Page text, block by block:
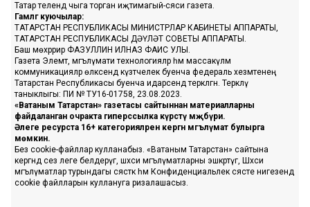
Татар телендә чыга торган иҗтимагый-сәяси газета.
Гамәлгә куючылар:
ТАТАРСТАН РЕСПУБЛИКАСЫ МИНИСТРЛАР КАБИНЕТЫ АППАРАТЫ,
ТАТАРСТАН РЕСПУБЛИКАСЫ ДӘҮЛӘТ СОВЕТЫ АППАРАТЫ.
Баш мөхәррир ФАЗУЛЛИН ИЛНАЗ ФАИС УЛЫ.
Газета Элемтә, мәгълүмати технологияләр һәм массакүләм
коммуникацияләр өлкәсендә күзәтчелек буенча федераль хезмәтенең
Татарстан Республикасы буенча идарәсендә теркәлгән. Теркәлү
таныклыгы: ПИ № ТУ16-01758, 23.08.2023.
«Ватаным Татарстан» газетасы сайтыннан материалларны
файдаланган очракта гиперссылка күрсәтү мәҗбүри.
Әлеге ресурста 16+ категорияләренә кергән мәгълүмат булырга
мөмкин.
Без cookie-файллар кулланабыз. «Ватаным Татарстан» сайтына
кергәндә сез әлеге белдерүгә, шәхси мәгълүматларны эшкәртүгә, Шәхси
мәгълүматлар турындагы сәясәткә һәм Конфиденциальлек сәясәте нигезендә
cookie файлларын куллануга ризалашасыз.